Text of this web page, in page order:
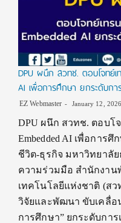
DPU ผนึก สวทช. ตอบโจทย์
AI เพื่อการศึกษา ยกระดับกา
EZ Webmaster January 12, 2026
DPU ผนึก สวทช. ตอบโ
Embedded AI เพื่อการ
ชีวิต-ธุรกิจ มหาวิทยาลั
ความร่วมมือ สำนักงา
เทคโนโลยีแห่งชาติ (ส
วิจัยและพัฒนา ขับเคลื่อน
การศึกษา” ยกระดับกา